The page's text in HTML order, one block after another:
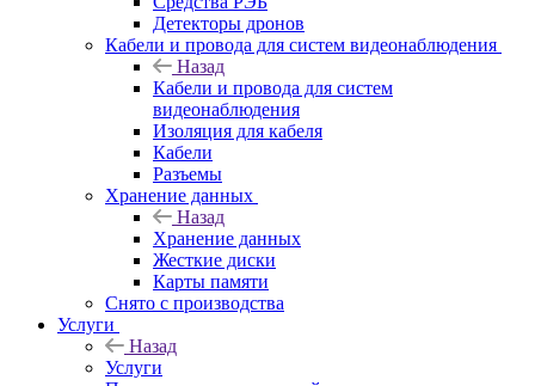
Детекторы дронов
Кабели и провода для систем видеонаблюдения
Назад
Кабели и провода для систем
видеонаблюдения
Изоляция для кабеля
Кабели
Разъемы
Хранение данных
Назад
Хранение данных
Жесткие диски
Карты памяти
Снято с производства
Услуги
Назад
Услуги